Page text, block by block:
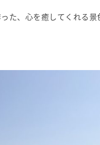
た、心を癒してくれる景